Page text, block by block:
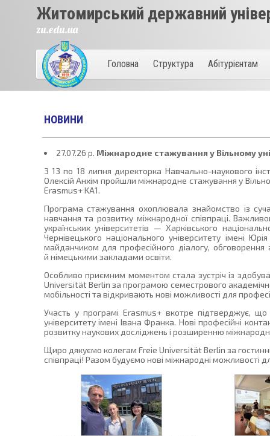
Житомирський державний
zu.edu.ua
Головна Структура Абітурієнтам
НОВИНИ
27.07.26 p. Міжнародне стажування у Вільному
З 13 по 18 липня директорка Навчально-наукового
Олексій Анхім пройшли міжнародне стажування у
Erasmus+ KA1.
Програма стажування охоплювала знайомство із
навчання та розвитку міжнародної співпраці.
українських університетів — Харківського
Чернівецького національного університету імені
майданчиком для професійного діалогу,
й німецькими закладами освіти.
Особливо приємним моментом стала зустріч із
Universität Berlin за програмою семестрового
мобільності та відкривають нові можливості для
Участь у програмі Erasmus+ вкотре підтверджує,
університету імені Івана Франка. Нові професійні
розвитку наукових досліджень і розширенню
Щиро дякуємо колегам Freie Universität Berlin за
співпраці! Разом будуємо нові міжнародні можливості